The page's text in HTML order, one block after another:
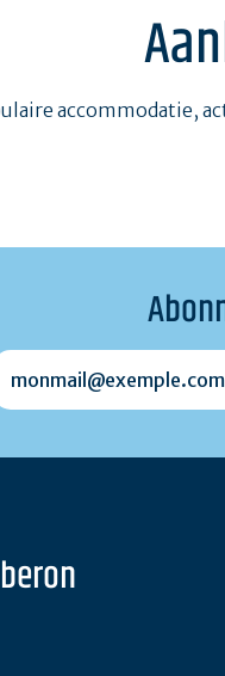
accommodatie,